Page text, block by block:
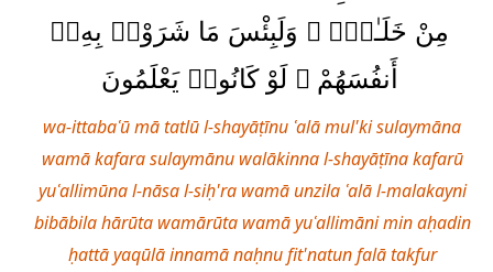
مِنْ خَلَـٰقٍۢ ۚ وَلَبِئْسَ مَا شَرَوْا۟ بِهِۦٓ
أَنفُسَهُمْ ۚ لَوْ كَانُوا۟ يَعْلَمُونَ
wa-ittabaʿū mā tatlū l-shayāṭīnu ʿalā mul'ki sulaymāna
wamā kafara sulaymānu walākinna l-shayāṭīna kafarū
yuʿallimūna l-nāsa l-siḥ'ra wamā unzila ʿalā l-malakayni
bibābila hārūta wamārūta wamā yuʿallimāni min aḥadin
ḥattā yaqūlā innamā naḥnu fit'natun falā takfur